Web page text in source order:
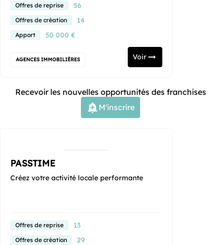
Recevoir les nouvelles opportunités des franchises
M'inscrire
Offres de reprise 56
Offres de création 14
Apport 50 000 €
AGENCES IMMOBILIÈRES Voir
PASSTIME
Créez votre activité locale performante
Offres de reprise 13
Offres de création 29